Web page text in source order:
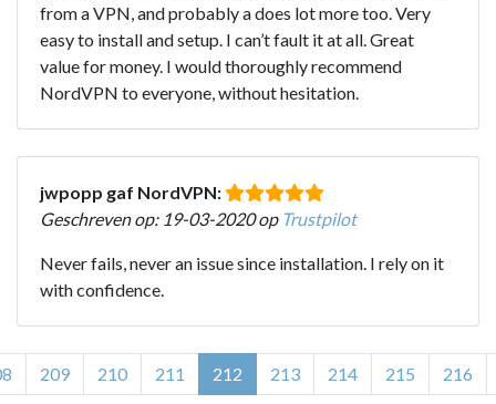
from a VPN, and probably a does lot more too. Very
easy to install and setup. I can’t fault it at all. Great
value for money. I would thoroughly recommend
NordVPN to everyone, without hesitation.
jwpopp gaf NordVPN:
Geschreven op: 19-03-2020 op Trustpilot
Never fails, never an issue since installation. I rely on it
with confidence.
209 210 211 212 213 214 215 216